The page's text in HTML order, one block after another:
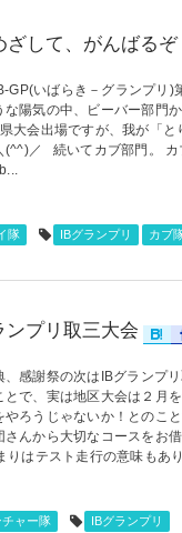
ざして、がんばるぞ
GP(いばらき－グランプリ
な陽気の中、ビーバー部門
大会出場ですが、我が「
(^^)／ 続いてカブ部門。
隊 IBグランプリ カブ
ンプリ取三大会
、感謝祭の次はIBグランプ
とで、実は地区大会は２月
やろうじゃないか！とのこ
さんから大切なコースをお
りはテスト走行の意味もあ
ャー隊 IBグランプリ